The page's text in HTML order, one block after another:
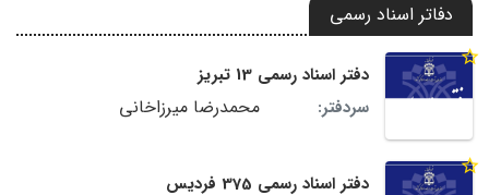
دفاتر اسناد رسمی
دفتر اسناد رسمی 13 تبریز
سردفتر:
محمدرضا میرزاخانی
دفتر اسناد رسمی 375 فردیس